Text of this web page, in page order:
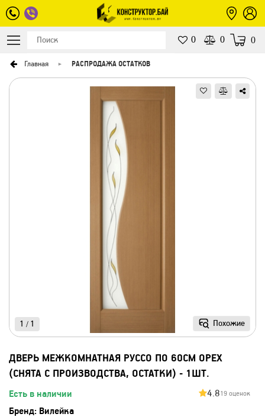
0 0 0
Главная РАСПРОДАЖА ОСТАТКОВ
Похожие
1 / 1
ДВЕРЬ МЕЖКОМНАТНАЯ РУССО ПО 60СМ ОРЕХ
(СНЯТА С ПРОИЗВОДСТВА, ОСТАТКИ) - 1ШТ.
Есть в наличии 4.819 оценок
Бренд: Вилейка